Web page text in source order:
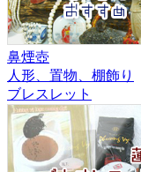
鼻煙壺
人形、置物、棚飾り
ブレスレット